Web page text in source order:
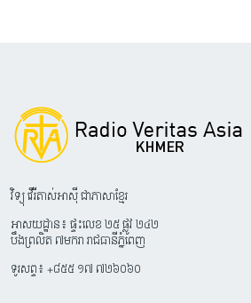
វិទ្យុ វើរីតាស់អាស៊ី ជាភាសាខ្មែរ
អាសយដ្ឋាន៖ ផ្ទះលេខ ២៥ ផ្លូវ ២៤២
បឹងព្រលិត ៧មករា រាជធានីភ្នំពេញ
ទូរសព្ទ៖ +៨៥៥ ១៧ ៧២៦០៦០